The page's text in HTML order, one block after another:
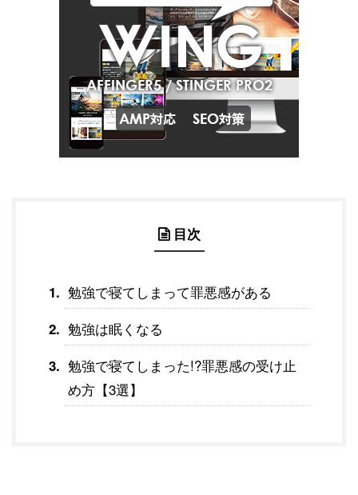
目次
勉強で寝てしまって罪悪感がある
勉強は眠くなる
勉強で寝てしまった!?罪悪感の受け止
め方【3選】